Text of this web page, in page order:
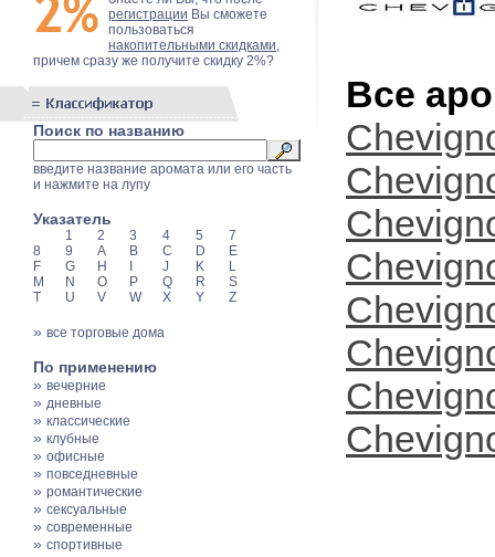
регистрации Вы сможете
пользоваться
накопительными скидками,
причем сразу же получите скидку 2%?
Поиск по названию
введите название аромата или его часть
и нажмите на лупу
Указатель
1 2 3 4 5
7
8
9 A B C D
E
F
G H J K
L
M
N O P Q R
S
T
U V W X Y Z
» все торговые дома
По применению
» вечерние
» дневные
» классические
» клубные
» офисные
» повседневные
» романтические
» сексуальные
» современные
» спортивные
Все